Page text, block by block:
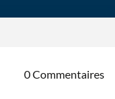
0Commentaires